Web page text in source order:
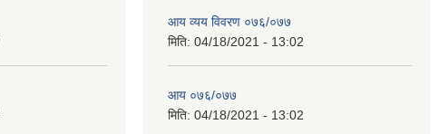
आय व्यय विवरण ०७६/०७७
मिति: 04/18/2021 - 13:02
आय ०७६/०७७
मिति: 04/18/2021 - 13:02